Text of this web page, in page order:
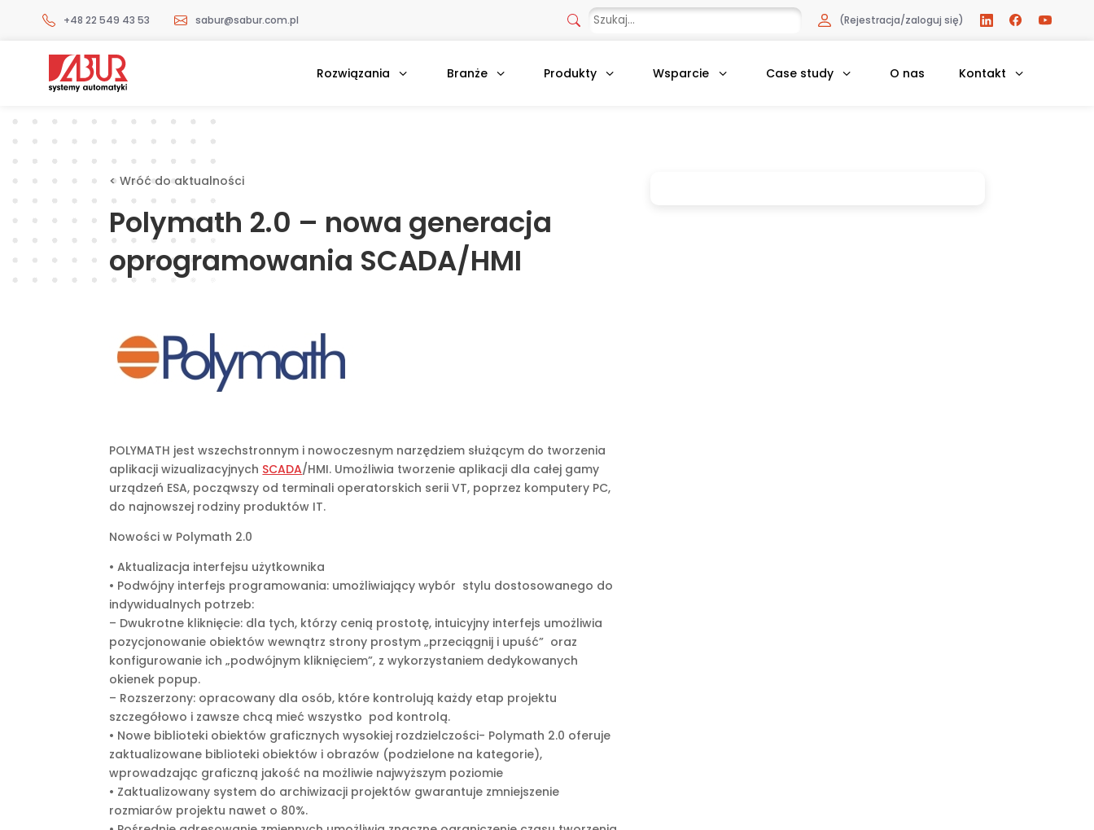
+48 22 549 43 53 sabur@sabur.com.pl (Rejestracja/zaloguj się)
Rozwiązania Branże Produkty Wsparcie Case study O nas Kontakt
< Wróć do aktualności
Polymath 2.0 – nowa generacja
oprogramowania SCADA/HMI
POLYMATH jest wszechstronnym i nowoczesnym narzędziem służącym do tworzenia
aplikacji wizualizacyjnych SCADA/HMI. Umożliwia tworzenie aplikacji dla całej gamy
urządzeń ESA, począwszy od terminali operatorskich serii VT, poprzez komputery PC,
do najnowszej rodziny produktów IT.
Nowości w Polymath 2.0
• Aktualizacja interfejsu użytkownika
• Podwójny interfejs programowania: umożliwiający wybór stylu dostosowanego do
indywidualnych potrzeb:
– Dwukrotne kliknięcie: dla tych, którzy cenią prostotę, intuicyjny interfejs umożliwia
pozycjonowanie obiektów wewnątrz strony prostym „przeciągnij i upuść” oraz
konfigurowanie ich „podwójnym kliknięciem”, z wykorzystaniem dedykowanych
okienek popup.
– Rozszerzony: opracowany dla osób, które kontrolują każdy etap projektu
szczegółowo i zawsze chcą mieć wszystko pod kontrolą.
• Nowe biblioteki obiektów graficznych wysokiej rozdzielczości- Polymath 2.0 oferuje
zaktualizowane biblioteki obiektów i obrazów (podzielone na kategorie),
wprowadzając graficzną jakość na możliwie najwyższym poziomie
• Zaktualizowany system do archiwizacji projektów gwarantuje zmniejszenie
rozmiarów projektu nawet o 80%.